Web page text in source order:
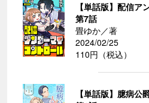
【単話版】配信
第7話
畳ゆか／著
2024/02/25
110円（税込）
【単話版】臆病